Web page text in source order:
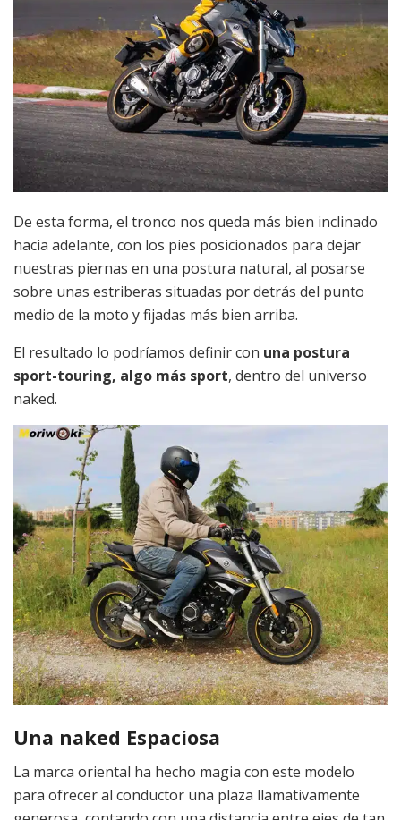
De esta forma, el tronco nos queda más bien inclinado
hacia adelante, con los pies posicionados para dejar
nuestras piernas en una postura natural, al posarse
sobre unas estriberas situadas por detrás del punto
medio de la moto y fijadas más bien arriba.
El resultado lo podríamos definir con una postura
sport-touring, algo más sport, dentro del universo
naked.
Una naked Espaciosa
La marca oriental ha hecho magia con este modelo
para ofrecer al conductor una plaza llamativamente